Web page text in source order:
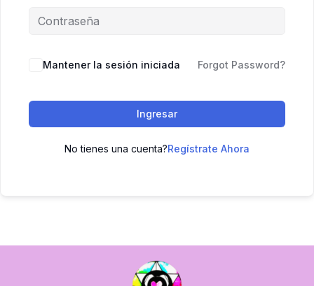
Mantener la sesión iniciada Forgot Password?
Ingresar
No tienes una cuenta?Regístrate Ahora